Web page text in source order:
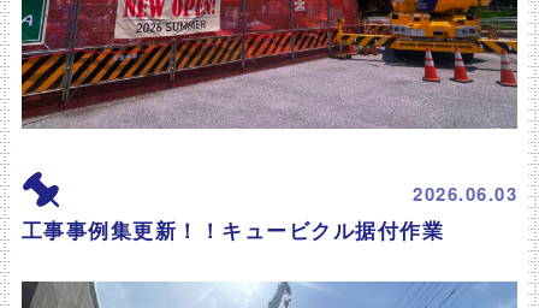
2026.06.03
工事事例集更新！！キュービクル据付作業